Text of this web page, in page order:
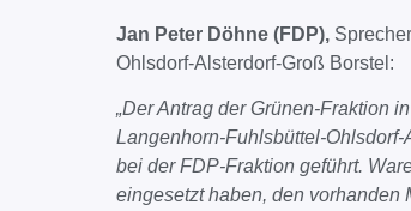
Jan Peter Döhne (FDP),
Ohlsdorf-Alsterdorf-Groß Borstel:
„Der Antrag der Grünen-Fraktion
Langenhorn-Fuhlsbüttel-
bei der FDP-Fraktion geführt.
eingesetzt haben, den vorhanden